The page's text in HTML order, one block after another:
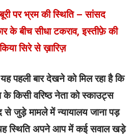
पर भ्रम की स्थिति – सांसद
के बीच सीधा टकराव, इस्तीफ़े की
सिरे से ख़ारिज़
पहली बार देखने को मिल रहा है कि
के किसी वरिष्ठ नेता को स्काउट्स
जुड़े मामले में न्यायालय जाना पड़
यह स्थिति अपने आप में कई सवाल खड़े